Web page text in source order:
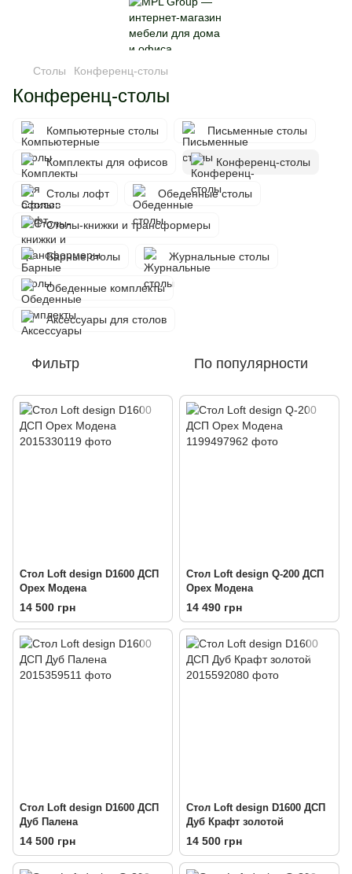
Столы Конференц-столы
Конференц-столы
Компьютерные столы Письменные столы
Комплекты для офисов Конференц-столы
Столы лофт Обеденные столы
Столы-книжки и трансформеры
Барные столы Журнальные столы
Обеденные комплекты
Аксессуары для столов
Фильтр По популярности
Стол Loft design D1600 ДСП
Орех Модена
14 500 грн
Стол Loft design Q-200 ДСП
Орех Модена
14 490 грн
Стол Loft design D1600 ДСП
Дуб Палена
14 500 грн
Стол Loft design D1600 ДСП
Дуб Крафт золотой
14 500 грн